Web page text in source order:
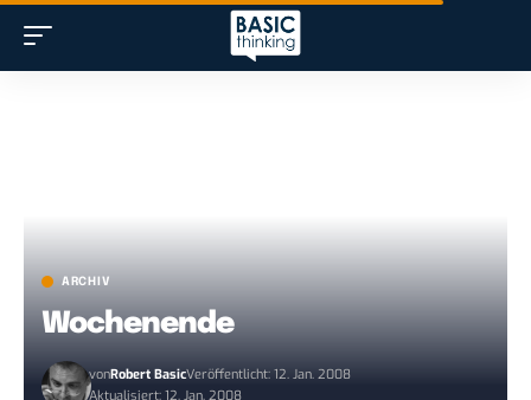
ARCHIV
Wochenende
vonRobert BasicVeröffentlicht: 12. Jan. 2008
Aktualisiert: 12. Jan. 2008